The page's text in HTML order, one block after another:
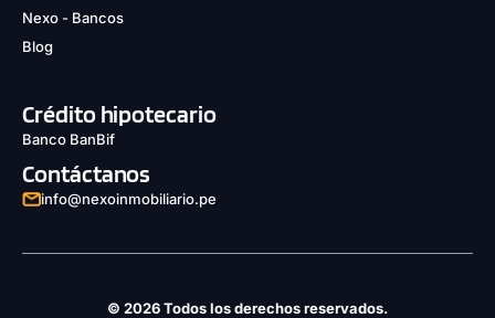
Nexo - Bancos
Blog
Crédito hipotecario
Banco BanBif
Contáctanos
info@nexoinmobiliario.pe
© 2026 Todos los derechos reservados.